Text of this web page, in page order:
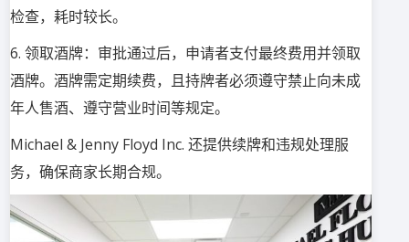
检查，耗时较长。
6. 领取酒牌：审批通过后，申请者支付最终费用并领取
酒牌。酒牌需定期续费，且持牌者必须遵守禁止向未成
年人售酒、遵守营业时间等规定。
Michael & Jenny Floyd Inc. 还提供续牌和违规处理服
务，确保商家长期合规。